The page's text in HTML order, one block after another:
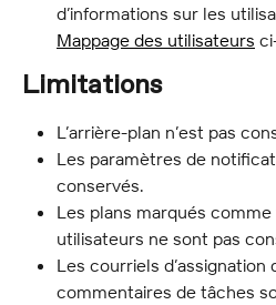
d’informations sur les
Mappage des utilisateurs
Limitations
L’arrière-plan n’est pas
Les paramètres de
conservés.
Les plans marqués comme
utilisateurs ne sont pas
Les courriels
commentaires de tâches